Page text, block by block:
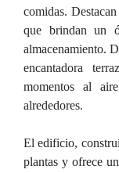
comidas.
que brindan un
almacenamiento.
encantadora
momentos al
alrededores.
El edificio,
plantas y ofrece